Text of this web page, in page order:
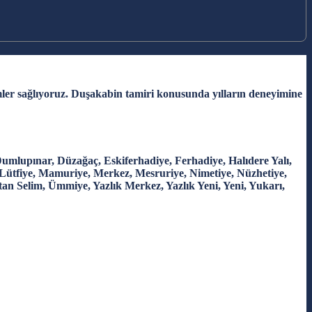
sağlıyoruz. Duşakabin tamiri konusunda yılların deneyimine
Düzağaç, Eskiferhadiye, Ferhadiye, Halıdere Yalı,
Mamuriye, Merkez, Mesruriye, Nimetiye, Nüzhetiye,
Selim, Ümmiye, Yazlık Merkez, Yazlık Yeni, Yeni, Yukarı,